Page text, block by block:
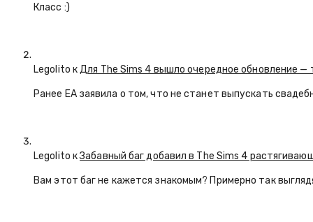
Класс :)
Legolito кДля The Sims 4 вышло очередное обновление
Ранее EA заявила о том, что не станет выпускать
Legolito кЗабавный баг добавил в The Sims 4
Вам этот баг не кажется знакомым? Примерно так